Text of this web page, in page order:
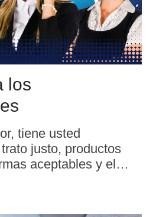
a Suiza sin tener que
al cruzar la frontera.
los
tiene usted
justo, productos
aceptables y el